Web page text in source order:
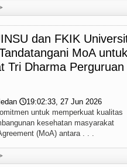
▸
dan FKIK
MoA untuk
Tri Dharma Perguruan
🕔19:02:33, 27 Jun 2026
untuk memperkuat kualitas
kesehatan masyarakat
(MoA) antara . . .
▸